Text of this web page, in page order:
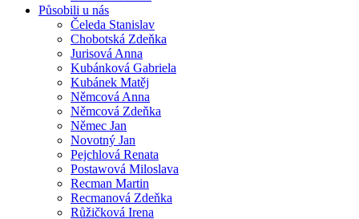
Působili u nás
Čeleda Stanislav
Chobotská Zdeňka
Jurisová Anna
Kubánková Gabriela
Kubánek Matěj
Němcová Anna
Němcová Zdeňka
Němec Jan
Novotný Jan
Pejchlová Renata
Postawová Miloslava
Recman Martin
Recmanová Zdeňka
Růžičková Irena